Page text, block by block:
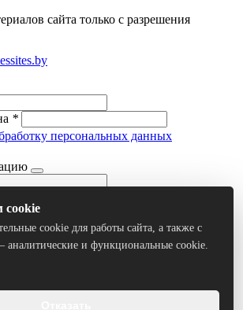
сайта только с разрешения
*
персональных данных
персональных данных
cookie
cookie для работы сайта, а также с
аналитические и функциональные cookie.